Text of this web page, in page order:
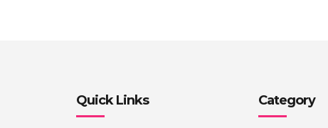
Quick Links Category